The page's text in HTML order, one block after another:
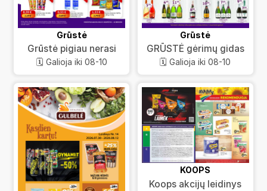
Grūstė
Grūstė pigiau nerasi
🗓️ Galioja iki 08-10
Grūstė
GRŪSTĖ gėrimų gidas
🗓️ Galioja iki 08-10
KOOPS
Koops akcijų leidinys